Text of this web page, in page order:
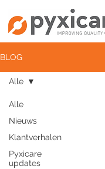
BLOG
Alle
Nieuws
Klantverhalen
Pyxicare
updates
Alle